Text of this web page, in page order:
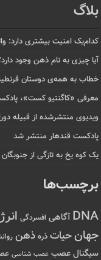
بلاگ
کدام‌یک امنیت بیشتری دارد:
آیا چیزی به نام ذهن وجود
خطاب به همه‌ی دوستان
معرفی «کاگنتیو کست»،
ویدیوی منتشرشده از قبیله
پادکست قندهار منتشر شد
یک کوه یخ به تازگی از
برچسب‌ها
DNA آگاهی افسردگی
جهانحیات ذره ذهن
سیگنال عصب عصب شناسی